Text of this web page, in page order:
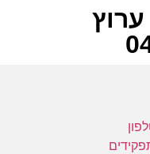
ערוץ